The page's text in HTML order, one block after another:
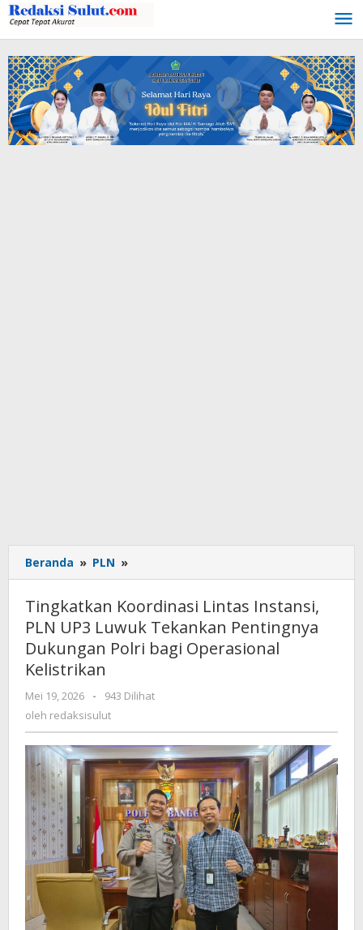
Lewati
ke
konten
Beranda » PLN »
Koordinasi
Lintas
Instansi,
PLN
UP3
Pentingnya
Polri
bagi
Operasional
Kelistrikan
Tingkatkan Koordinasi Lintas Instansi,
PLN UP3 Luwuk Tekankan Pentingnya
Dukungan Polri bagi Operasional
Kelistrikan
Mei 19, 2026
oleh
redaksisulut
-
943 Dilihat
oleh redaksisulut